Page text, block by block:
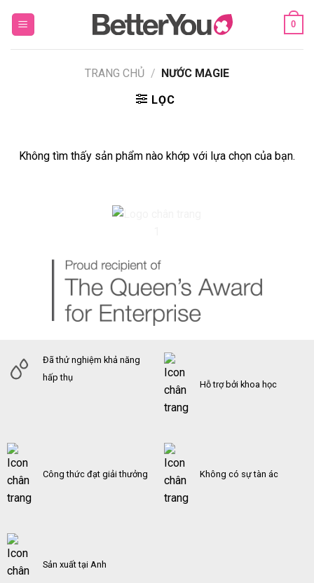
0
TRANG CHỦ / NƯỚC MAGIE
LỌC
Không tìm thấy sản phẩm nào khớp với lựa chọn của bạn.
Đã thử nghiệm khả năng
hấp thụ
Hỗ trợ bởi khoa học
Công thức đạt giải thưởng Không có sự tàn ác
Sản xuất tại Anh